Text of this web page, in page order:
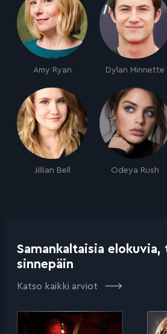
Amy Ryan Dylan Minnette
Jillian Bell Odeya Rush
Samankaltaisia
sinnepäin
Katso kaikki arviot